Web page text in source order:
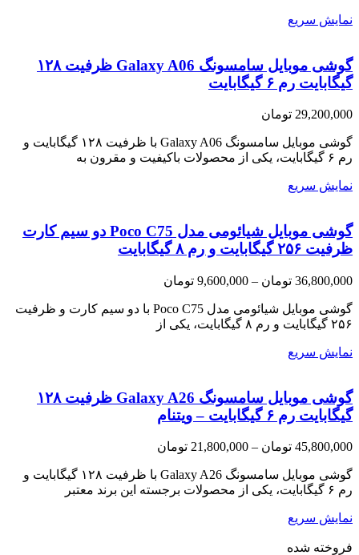
نمایش سریع
گوشی موبایل سامسونگ Galaxy A06 ظرفیت ۱۲۸
گیگابایت رم ۶ گیگابایت
29,200,000 تومان
گوشی موبایل سامسونگ Galaxy A06 با ظرفیت ۱۲۸ گیگابایت و
رم ۶ گیگابایت، یکی از محصولات باکیفیت و مقرون به
نمایش سریع
گوشی موبایل شیائومی مدل Poco C75 دو سیم کارت
ظرفیت ۲۵۶ گیگابایت و رم ۸ گیگابایت
36,800,000 تومان –
9,600,000 تومان
9,600,000 تومان
through
گوشی موبایل شیائومی مدل Poco C75 با دو سیم کارت و ظرفیت
۲۵۶ گیگابایت و رم ۸ گیگابایت، یکی از
نمایش سریع
گوشی موبایل سامسونگ Galaxy A26 ظرفیت ۱۲۸
گیگابایت رم ۶ گیگابایت­ – ویتنام
45,800,000 تومان –
21,800,000 تومان
21,800,000 تومان
through
گوشی موبایل سامسونگ Galaxy A26 با ظرفیت ۱۲۸ گیگابایت و
رم ۶ گیگابایت، یکی از محصولات برجسته این برند معتبر
نمایش سریع
فروخته شده